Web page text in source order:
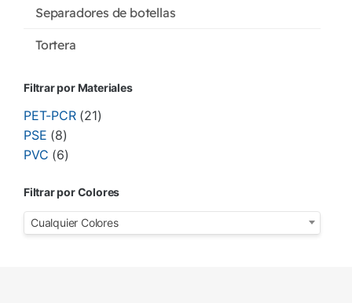
Separadores de botellas
Tortera
Filtrar por Materiales
PET-PCR (21)
PSE (8)
PVC (6)
Filtrar por Colores
Cualquier Colores